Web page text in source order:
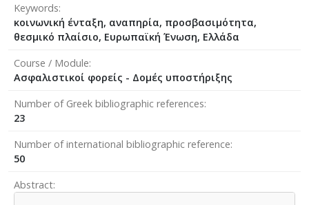
Keywords
κοινωνική ένταξη, αναπηρία, προσβασιμότητα,
θεσμικό πλαίσιο, Ευρωπαϊκή Ένωση, Ελλάδα
Course / Module
Ασφαλιστικοί φορείς - Δομές υποστήριξης
Number of Greek bibliographic references
23
Number of international bibliographic reference
50
Abstract